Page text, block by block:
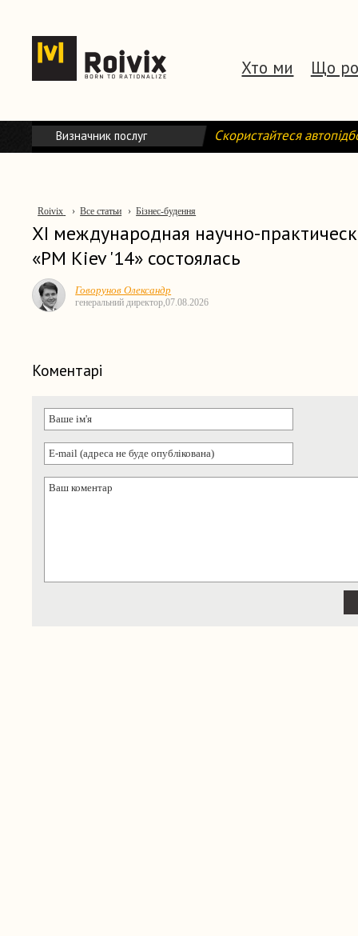
Хто ми Що
Визначник послуг Скористайтеся
Roivix › Все статьи › Бізнес-будення
XI международная научно-
«PM Kiev '14» состоялась
Говорунов Олександр
генеральний директор,07.08.2026
Коментарі